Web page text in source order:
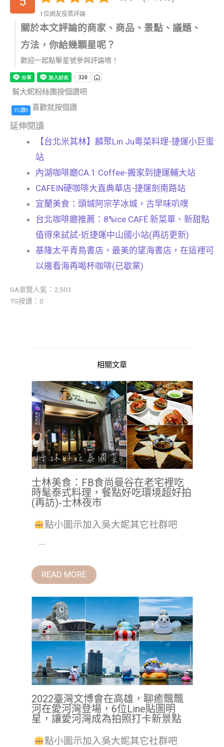
1位網友投票評論
關於本文評論的商家、商品、景點、議題、
方法，你給幾顆星呢？
歡迎一起點擊星號參與評論唷！
幫大妮粉絲團按個讚吧
TG讚0 喜歡就按個讚
延伸閱讀
【台北米其林】麟聚Lin Ju粵菜料理-捷運小巨蛋
站
內湖咖啡廳CA.1 Coffee-搬家到捷運輔大站
CAFEIN硬咖啡大直典華店-捷運劍南路站
宜蘭美食：頭城阿宗芋冰城，古早味叭噗
台北咖啡廳推薦：8%ice CAFÉ 新菜單、新甜點
值得來試試-近捷運中山國小站(再訪更新)
基隆太平青鳥書店，最美的望海書店，在這裡可
以邊看海再喝杯咖啡(已歇業)
GA瀏覽人氣：2,503
TG按讚：0
相關文章
士林美食：FB食尚曼谷在老宅裡吃
時髦泰式料理，餐點好吃環境超好拍
(再訪)-士林夜市
點小圖示加入吳大妮其它社群吧
...
READ MORE
2022臺灣文博會在高雄，聊癒飄飄
河在愛河灣登場，6位Line貼圖明
星，讓愛河灣成為拍照打卡新景點
點小圖示加入吳大妮其它社群吧